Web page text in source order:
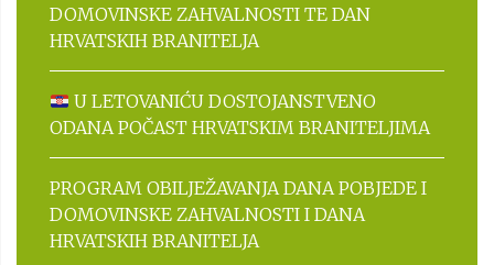
DOMOVINSKE ZAHVALNOSTI TE DAN
HRVATSKIH BRANITELJA
U LETOVANIĆU DOSTOJANSTVENO
ODANA POČAST HRVATSKIM BRANITELJIMA
PROGRAM OBILJEŽAVANJA DANA POBJEDE I
DOMOVINSKE ZAHVALNOSTI I DANA
HRVATSKIH BRANITELJA